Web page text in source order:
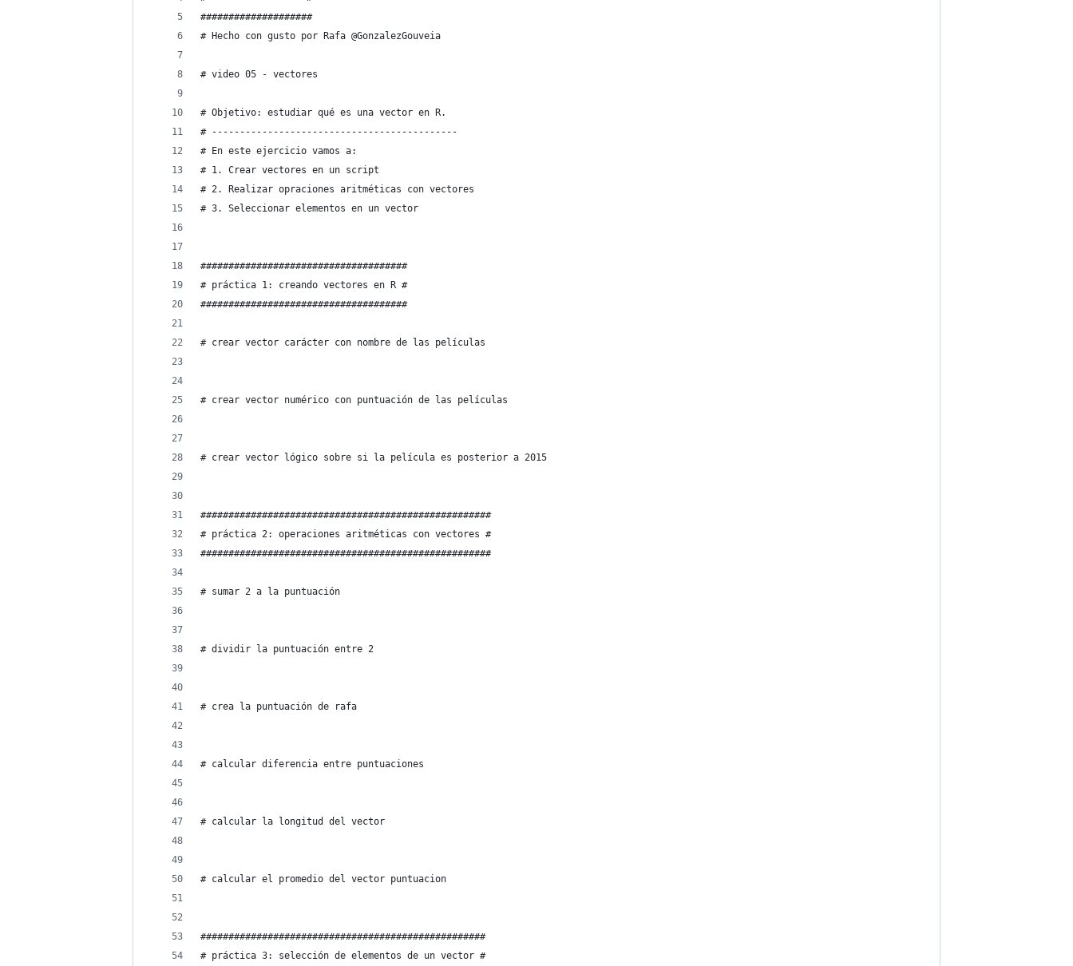
####################
# Hecho con gusto por Rafa @GonzalezGouveia
# video 05 - vectores
# Objetivo: estudiar qué es una vector en R.
# --------------------------------------------
# En este ejercicio vamos a:
# 1. Crear vectores en un script
# 2. Realizar opraciones aritméticas con vectores
# 3. Seleccionar elementos en un vector
#####################################
# práctica 1: creando vectores en R #
#####################################
# crear vector carácter con nombre de las películas
# crear vector numérico con puntuación de las películas
# crear vector lógico sobre si la película es posterior a 2015
####################################################
# práctica 2: operaciones aritméticas con vectores #
####################################################
# sumar 2 a la puntuación
# dividir la puntuación entre 2
# crea la puntuación de rafa
# calcular diferencia entre puntuaciones
# calcular la longitud del vector
# calcular el promedio del vector puntuacion
###################################################
# práctica 3: selección de elementos de un vector #